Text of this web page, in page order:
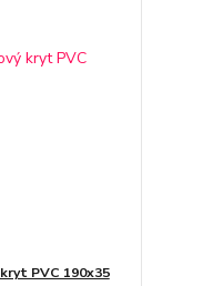
PVC 190x35